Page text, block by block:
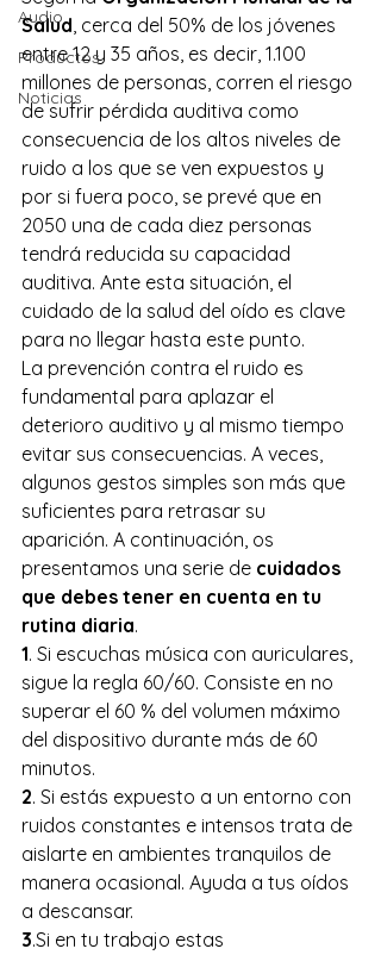
Audio
Productos
Noticias
Salud, cerca del 50% de los jóvenes
entre 12 y 35 años, es decir, 1.100
millones de personas, corren el riesgo
de sufrir pérdida auditiva como
consecuencia de los altos niveles de
ruido a los que se ven expuestos y
por si fuera poco, se prevé que en
2050 una de cada diez personas
tendrá reducida su capacidad
auditiva. Ante esta situación, el
cuidado de la salud del oído es clave
para no llegar hasta este punto.
La prevención contra el ruido es
fundamental para aplazar el
deterioro auditivo y al mismo tiempo
evitar sus consecuencias. A veces,
algunos gestos simples son más que
suficientes para retrasar su
aparición. A continuación, os
presentamos una serie de cuidados
que debes tener en cuenta en tu
rutina diaria.
1. Si escuchas música con auriculares,
sigue la regla 60/60. Consiste en no
superar el 60 % del volumen máximo
del dispositivo durante más de 60
minutos.
2. Si estás expuesto a un entorno con
ruidos constantes e intensos trata de
aislarte en ambientes tranquilos de
manera ocasional. Ayuda a tus oídos
a descansar.
3.Si en tu trabajo estas